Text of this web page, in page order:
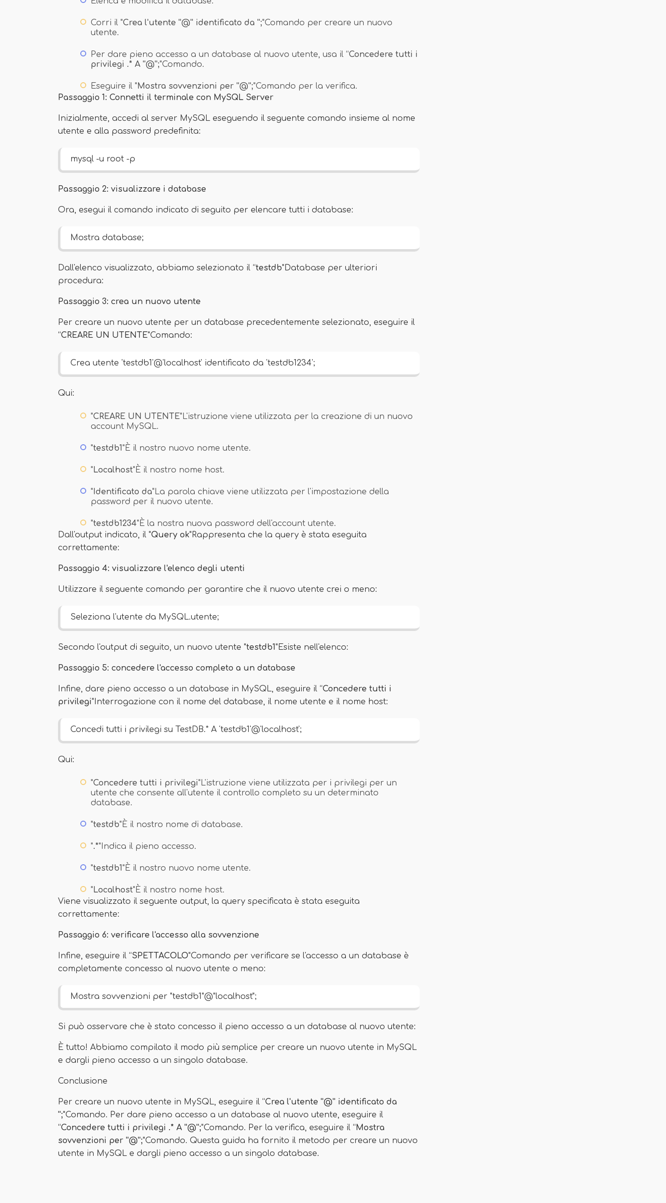
Corri il "Crea l'utente ''@'' identificato da '';"Comando per creare un nuovo
utente.
Per dare pieno accesso a un database al nuovo utente, usa il “Concedere tutti i
privilegi .* A ''@'';"Comando.
Eseguire il " Mostra sovvenzioni per ''@'';"Comando per la verifica.
Passaggio 1: Connetti il ​​terminale con MySQL Server
Inizialmente, accedi al server MySQL eseguendo il seguente comando insieme al nome
utente e alla password predefinita:
mysql -u root -p
Passaggio 2: visualizzare i database
Ora, esegui il comando indicato di seguito per elencare tutti i database:
Mostra database;
Dall'elenco visualizzato, abbiamo selezionato il “testdb"Database per ulteriori
procedura:
Passaggio 3: crea un nuovo utente
Per creare un nuovo utente per un database precedentemente selezionato, eseguire il
“CREARE UN UTENTE"Comando:
Crea utente 'testdb1'@'localhost' identificato da 'testdb1234';
Qui:
"CREARE UN UTENTE"L'istruzione viene utilizzata per la creazione di un nuovo
account MySQL.
"testdb1"È il nostro nuovo nome utente.
" Localhost"È il nostro nome host.
" Identificato da"La parola chiave viene utilizzata per l'impostazione della
password per il nuovo utente.
"testdb1234"È la nostra nuova password dell'account utente.
Dall'output indicato, il "Query ok"Rappresenta che la query è stata eseguita
correttamente:
Passaggio 4: visualizzare l'elenco degli utenti
Utilizzare il seguente comando per garantire che il nuovo utente crei o meno:
Seleziona l'utente da MySQL.utente;
Secondo l'output di seguito, un nuovo utente "testdb1"Esiste nell'elenco:
Passaggio 5: concedere l'accesso completo a un database
Infine, dare pieno accesso a un database in MySQL, eseguire il “Concedere tutti i
privilegi"Interrogazione con il nome del database, il nome utente e il nome host:
Concedi tutti i privilegi su TestDB.* A 'testdb1'@'localhost';
Qui:
"Concedere tutti i privilegi"L'istruzione viene utilizzata per i privilegi per un
utente che consente all'utente il controllo completo su un determinato
database.
"testdb"È il nostro nome di database.
".*"Indica il pieno accesso.
"testdb1"È il nostro nuovo nome utente.
" Localhost"È il nostro nome host.
Viene visualizzato il seguente output, la query specificata è stata eseguita
correttamente:
Passaggio 6: verificare l'accesso alla sovvenzione
Infine, eseguire il “SPETTACOLO"Comando per verificare se l'accesso a un database è
completamente concesso al nuovo utente o meno:
Mostra sovvenzioni per "testdb1"@"localhost";
Si può osservare che è stato concesso il pieno accesso a un database al nuovo utente:
È tutto! Abbiamo compilato il modo più semplice per creare un nuovo utente in MySQL
e dargli pieno accesso a un singolo database.
Conclusione
Per creare un nuovo utente in MySQL, eseguire il “Crea l'utente ''@'' identificato da
'';"Comando. Per dare pieno accesso a un database al nuovo utente, eseguire il
“Concedere tutti i privilegi .* A ''@'';"Comando. Per la verifica, eseguire il “Mostra
sovvenzioni per ''@'';"Comando. Questa guida ha fornito il metodo per creare un nuovo
utente in MySQL e dargli pieno accesso a un singolo database.